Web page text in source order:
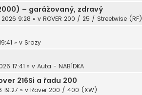
– garážovaný, zdravý
9:28 » v ROVER 200 / 25 / Streetwise (RF)
» v Srazy
17:41 » v Auta - NABÍDKA
216Si a řadu 200
19:27 » v Rover 200 / 400 (XW)